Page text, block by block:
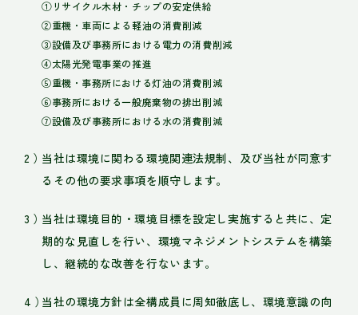
①リサイクル木材・チップの安定供給
②重機・車両による軽油の消費削減
③設備及び事務所における電力の消費削減
④太陽光発電事業の推進
⑤重機・事務所における灯油の消費削減
⑥事務所における一般廃棄物の排出削減
⑦設備及び事務所における水の消費削減
当社は環境に関わる環境関連法規制、及び当社が同意す
るその他の要求事項を順守します。
当社は環境目的・環境目標を設定し実施すると共に、定
期的な見直しを行い、環境マネジメントシステムを構築
し、継続的な改善を行ないます。
当社の環境方針は全構成員に周知徹底し、環境意識の向